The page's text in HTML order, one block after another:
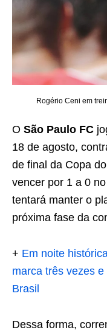
Rogério Ceni em
O São Paulo FC
18 de agosto,
de final da Copa
vencer por 1 a 0
tentará manter o
próxima fase da
+ Em noite
marca três vezes
Brasil
Dessa forma,